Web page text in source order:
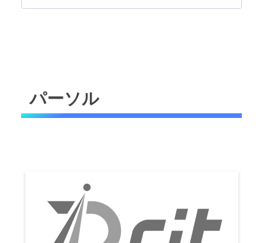
パーソル